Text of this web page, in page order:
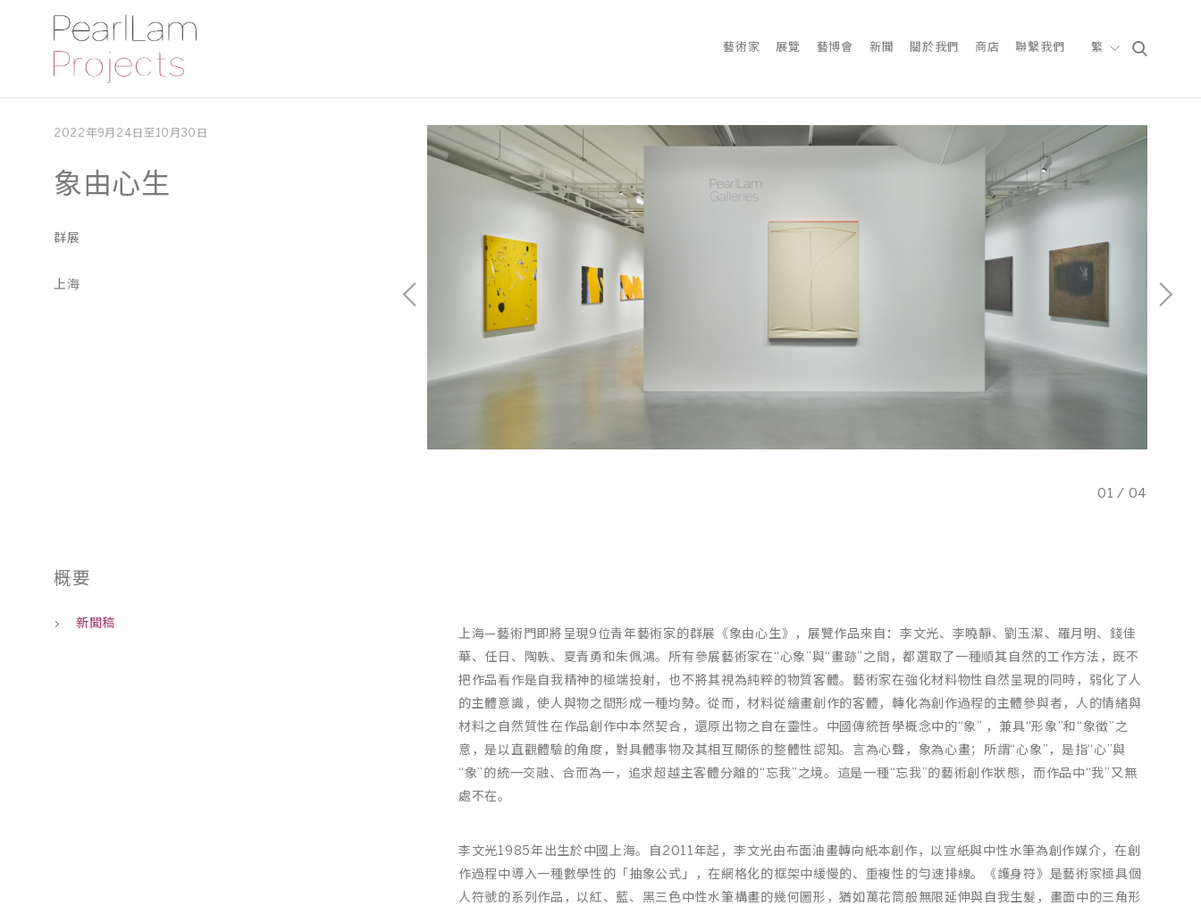
藝術家 展覽 藝博會 新聞 關於我們 商店 聯繫我們 繁
2022年9月24日至10月30日
象由心生
群展
上海
01 / 04
概要
新聞稿
上海—藝術門即將呈現9位青年藝術家的群展《象由心生》，展覽作品來自：李文光、李曉靜、劉玉潔、羅月明、錢佳
華、任日、陶軼、夏青勇和朱佩鴻。所有參展藝術家在“心象”與“畫跡”之間，都選取了一種順其自然的工作方法，既不
把作品看作是自我精神的極端投射，也不將其視為純粹的物質客體。藝術家在強化材料物性自然呈現的同時，弱化了人
的主體意識，使人與物之間形成一種均勢。從而，材料從繪畫創作的客體，轉化為創作過程的主體參與者，人的情緒與
材料之自然質性在作品創作中本然契合，還原出物之自在靈性。中國傳統哲學概念中的“象” ，兼具“形象”和“象徵”之
意，是以直觀體驗的角度，對具體事物及其相互關係的整體性認知。言為心聲，象為心畫；所謂“心象”，是指“心”與
“象”的統一交融、合而為一，追求超越主客體分離的“忘我”之境。這是一種“忘我”的藝術創作狀態，而作品中“我”又無
處不在。
李文光1985年出生於中國上海。自2011年起，李文光由布面油畫轉向紙本創作，以宣紙與中性水筆為創作媒介，在創
作過程中導入一種數學性的「抽象公式」，在網格化的框架中緩慢的、重複性的勻速排線。《護身符》是藝術家極具個
人符號的系列作品，以紅、藍、黑三色中性水筆構畫的幾何圖形，猶如萬花筒般無限延伸與自我生髮，畫面中的三角形